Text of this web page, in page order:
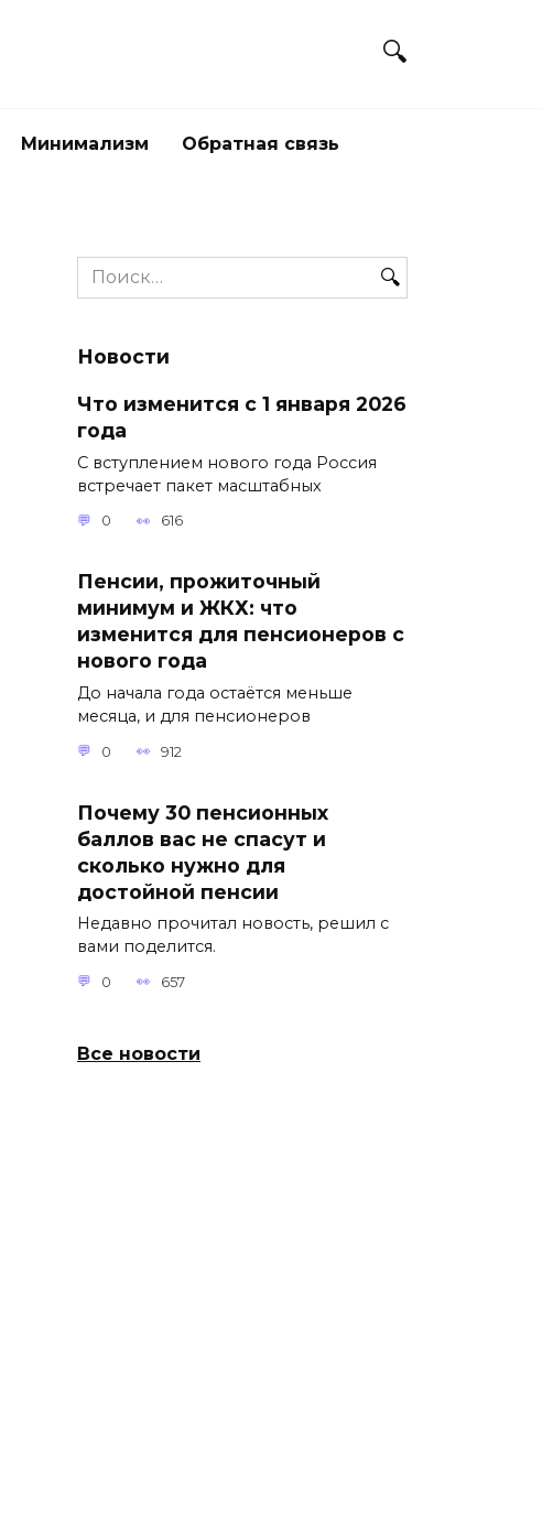
Минимализм Обратная связь
Search
for:
Новости
Что изменится с 1 января 2026
года
С вступлением нового года Россия
встречает пакет масштабных
0 616
Пенсии, прожиточный
минимум и ЖКХ: что
изменится для пенсионеров с
нового года
До начала года остаётся меньше
месяца, и для пенсионеров
0 912
Почему 30 пенсионных
баллов вас не спасут и
сколько нужно для
достойной пенсии
Недавно прочитал новость, решил с
вами поделится.
0 657
Все новости